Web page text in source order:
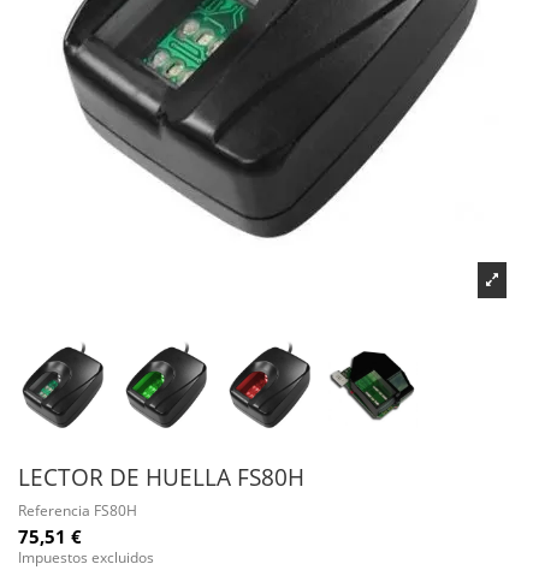
LECTOR DE HUELLA FS80H
Referencia FS80H
75,51 €
Impuestos excluidos